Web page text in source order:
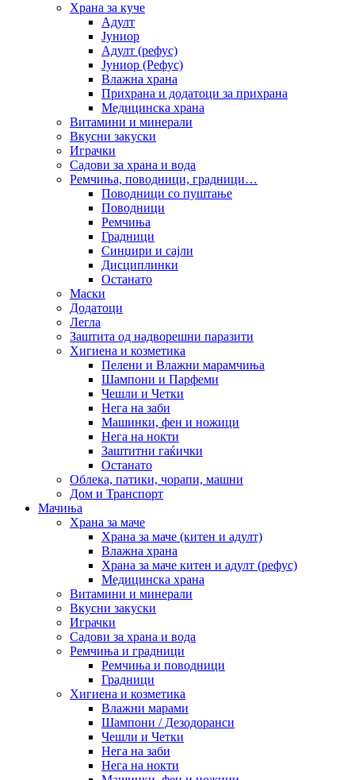
Храна за куче
Адулт
Јуниор
Адулт (рефус)
Јуниор (Рефус)
Влажна храна
Прихрана и додатоци за прихрана
Медицинска храна
Витамини и минерали
Вкусни закуски
Играчки
Садови за храна и вода
Ремчиња, поводници, градници…
Поводници со пуштање
Поводници
Ремчиња
Градници
Синџири и сајли
Дисциплинки
Останато
Маски
Додатоци
Легла
Заштита од надворешни паразити
Хигиена и козметика
Пелени и Влажни марамчиња
Шампони и Парфеми
Чешли и Четки
Нега на заби
Машинки, фен и ножици
Нега на нокти
Заштитни гаќички
Останато
Облека, патики, чорапи, машни
Дом и Транспорт
Мачиња
Храна за маче
Храна за маче (китен и адулт)
Влажна храна
Храна за маче китен и адулт (рефус)
Медицинска храна
Витамини и минерали
Вкусни закуски
Играчки
Садови за храна и вода
Ремчиња и градници
Ремчиња и поводници
Градници
Хигиена и козметика
Влажни марами
Шампони / Дезодоранси
Чешли и Четки
Нега на заби
Нега на нокти